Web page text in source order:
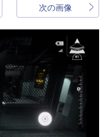
次の画像